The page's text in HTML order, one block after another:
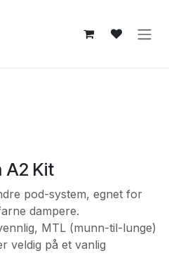
A2 Kit
pod-system, egnet for
dampere.
MTL (munn-til-lunge)
veldig på et vanlig